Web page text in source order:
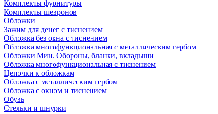
Комплекты фурнитуры
Комплекты шевронов
Обложки
Зажим для денег с тиснением
Обложка без окна с тиснением
Обложка многофункциональная с металлическим гербом
Обложки Мин. Обороны, бланки, вкладыши
Обложка многофункциональная с тиснением
Цепочки к обложкам
Обложка с металлическим гербом
Обложка с окном и тиснением
Обувь
Стельки и шнурки